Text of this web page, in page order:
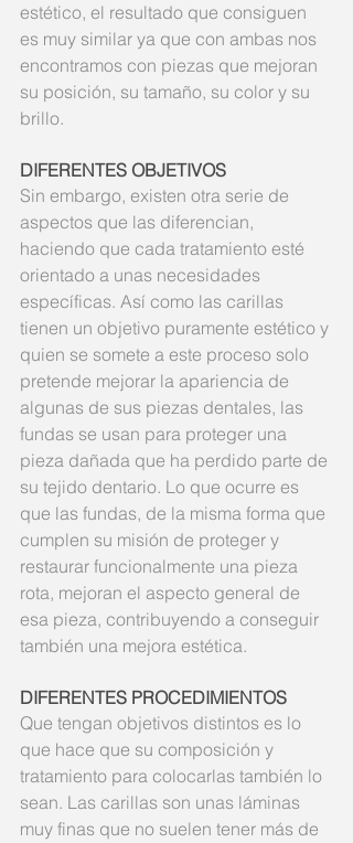
estético, el resultado que consiguen
es muy similar ya que con ambas nos
encontramos con piezas que mejoran
su posición, su tamaño, su color y su
brillo.
DIFERENTES OBJETIVOS
Sin embargo, existen otra serie de
aspectos que las diferencian,
haciendo que cada tratamiento esté
orientado a unas necesidades
específicas. Así como las carillas
tienen un objetivo puramente estético y
quien se somete a este proceso solo
pretende mejorar la apariencia de
algunas de sus piezas dentales, las
fundas se usan para proteger una
pieza dañada que ha perdido parte de
su tejido dentario. Lo que ocurre es
que las fundas, de la misma forma que
cumplen su misión de proteger y
restaurar funcionalmente una pieza
rota, mejoran el aspecto general de
esa pieza, contribuyendo a conseguir
también una mejora estética.
DIFERENTES PROCEDIMIENTOS
Que tengan objetivos distintos es lo
que hace que su composición y
tratamiento para colocarlas también lo
sean. Las carillas son unas láminas
muy finas que no suelen tener más de